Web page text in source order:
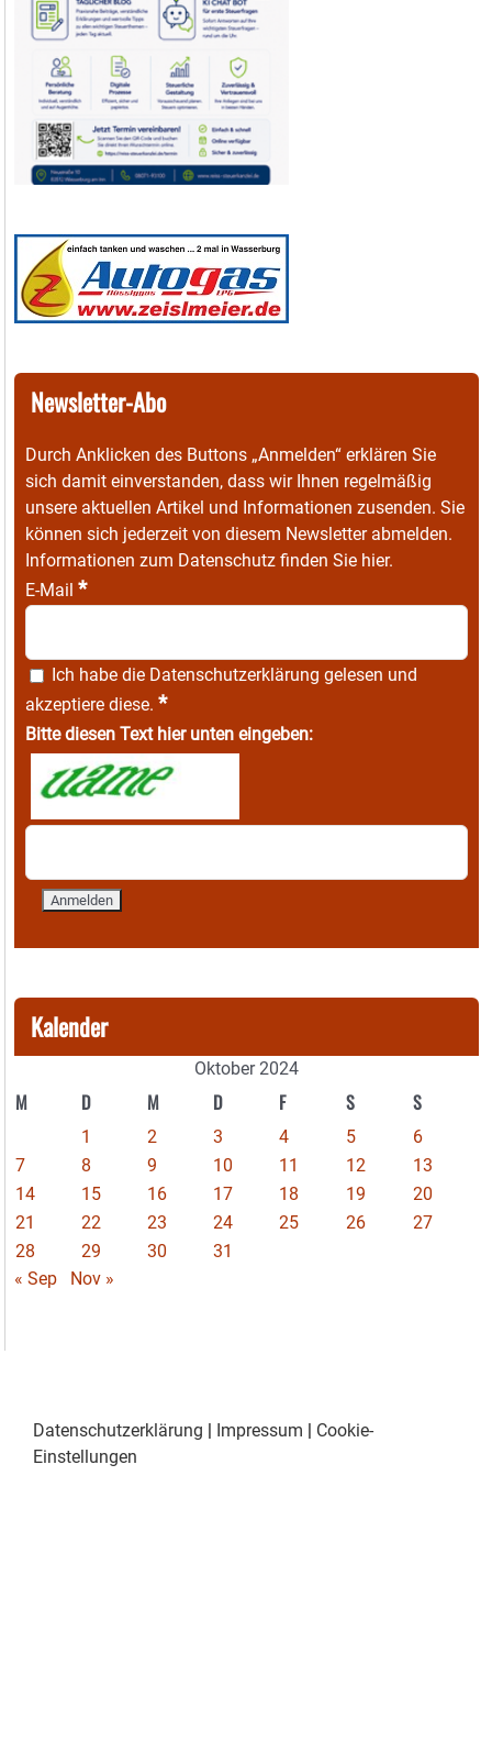
Newsletter-Abo
Durch Anklicken des Buttons „Anmelden“ erklären Sie
sich damit einverstanden, dass wir Ihnen regelmäßig
unsere aktuellen Artikel und Informationen zusenden. Sie
können sich jederzeit von diesem Newsletter abmelden.
Informationen zum Datenschutz finden Sie hier.
E-Mail *
Ich habe die Datenschutzerklärung gelesen und
akzeptiere diese. *
Bitte diesen Text hier unten eingeben:
Kalender
Oktober 2024
M D M D F S S
1 2 3 4 5
6
7
8 9 10 11 12
13
14
15 16 17 18 19
20
21
22 23 24 25 26
27
28
29 30
31
« Sep
Nov »
Datenschutzerklärung | Impressum | Cookie-
Einstellungen